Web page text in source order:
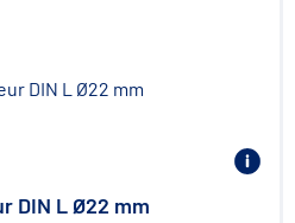
DIN L Ø22 mm